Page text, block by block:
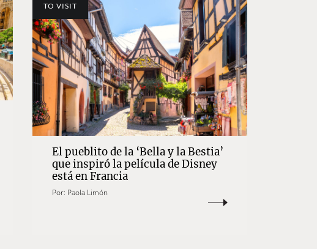
TO VISIT
El pueblito de la ‘Bella y la Bestia’
que inspiró la película de Disney
está en Francia
Por: Paola Limón